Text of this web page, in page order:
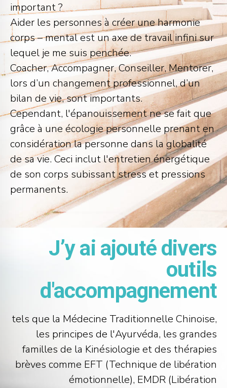
important ?
Aider les personnes à créer une harmonie
corps – mental est un axe de travail infini sur
lequel je me suis penchée.
Coacher, Accompagner, Conseiller, Mentorer,
lors d’un changement professionnel, d’un
bilan de vie, sont importants.
Cependant, l'épanouissement ne se fait que
grâce à une écologie personnelle prenant en
considération la personne dans la globalité
de sa vie. Ceci inclut l'entretien énergétique
de son corps subissant stress et pressions
permanents.
J’y ai ajouté divers
outils
d'accompagnement
tels que la Médecine Traditionnelle Chinoise,
les principes de l'Ayurvéda, les grandes
familles de la Kinésiologie et des thérapies
brèves comme EFT (Technique de libération
émotionnelle), EMDR (Libération